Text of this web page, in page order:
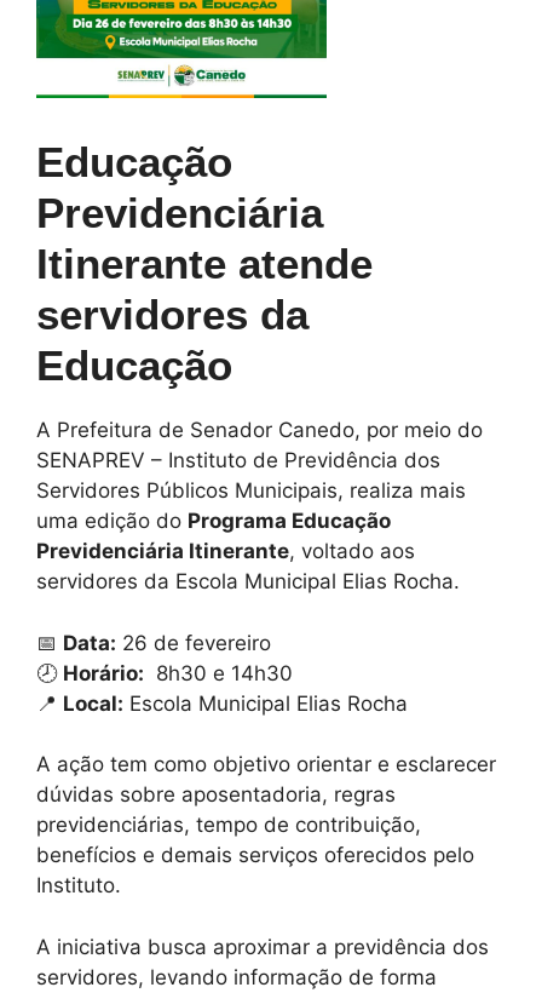
Educação
Previdenciária
Itinerante atende
servidores da
Educação
A Prefeitura de Senador Canedo, por meio do
SENAPREV – Instituto de Previdência dos
Servidores Públicos Municipais, realiza mais
uma edição do Programa Educação
Previdenciária Itinerante, voltado aos
servidores da Escola Municipal Elias Rocha.
📅 Data: 26 de fevereiro
🕗 Horário: 8h30 e 14h30
📍 Local: Escola Municipal Elias Rocha
A ação tem como objetivo orientar e esclarecer
dúvidas sobre aposentadoria, regras
previdenciárias, tempo de contribuição,
benefícios e demais serviços oferecidos pelo
Instituto.
A iniciativa busca aproximar a previdência dos
servidores, levando informação de forma